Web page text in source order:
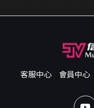
客服中心 會員中心